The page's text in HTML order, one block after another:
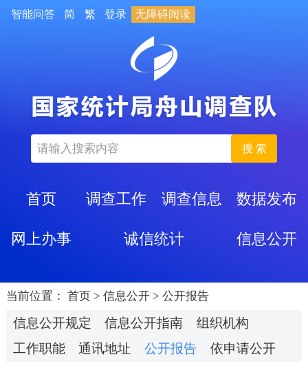
智能问答 简 繁 登录 无障碍阅读
搜 索
首页 调查工作 调查信息 数据发布
网上办事 诚信统计 信息公开
当前位置： 首页 > 信息公开 > 公开报告
信息公开规定 信息公开指南
组织机构
工作职能
通讯地址 公开报告 依申请公开